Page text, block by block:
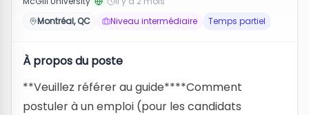
Montréal, QC
Niveau intermédiaire Temps partiel
À propos du poste
**Veuillez référer au guide****Comment
postuler à un emploi (pour les candidats